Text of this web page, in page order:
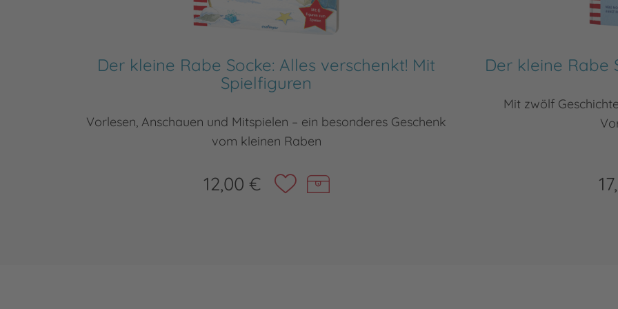
Der kleine Rabe Socke: Alles verschenkt! Mit
Spielfiguren
Vorlesen, Anschauen und Mitspielen – ein besonderes Geschenk
vom kleinen Raben
12,00 €
Der kleine Rabe
Mit zwölf